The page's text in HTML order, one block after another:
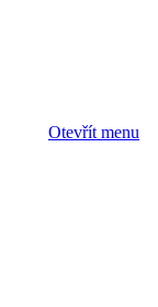
Otevřít menu